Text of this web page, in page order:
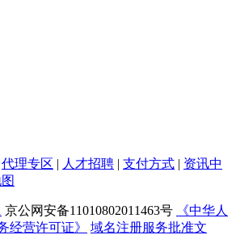
代理专区 | 人才招聘 | 支付方式 | 资讯中
京公网安备11010802011463号
《中华人
经营许可证》
域名注册服务批准文